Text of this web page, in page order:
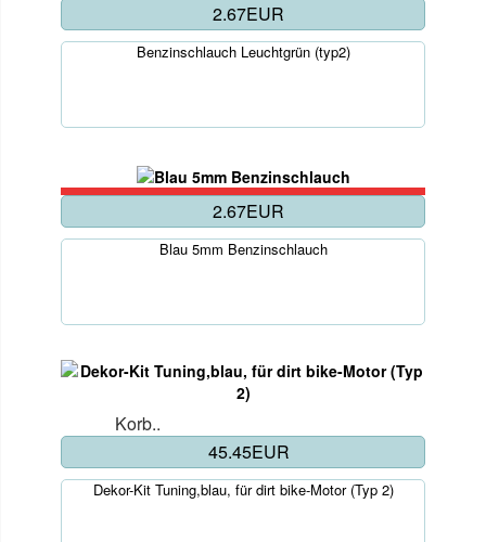
2.67EUR
Benzinschlauch Leuchtgrün (typ2)
2.67EUR
Blau 5mm Benzinschlauch
Korb..
45.45EUR
Dekor-Kit Tuning,blau, für dirt bike-Motor (Typ 2)